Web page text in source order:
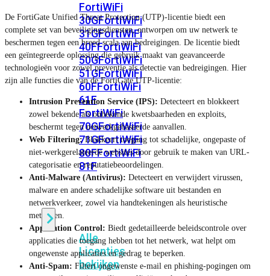
FortiWiFi
30GFortiWiFi
31GFortiWiFi
40FFortiWiFi
50GFortiWiFi
51GFortiWiFi
60FFortiWiFi
61F
FortiWiFi
70GFortiWiFi
71GFortiWiFi
80FFortiWiFi
81F
Licentie
Alle
Licenties
bekijken
De FortiGate Unified Threat Protection (UTP)-licentie biedt een
complete set van beveiligingsdiensten, ontworpen om uw netwerk te
beschermen tegen een breed scala aan bedreigingen. De licentie biedt
een geïntegreerde oplossing die gebruik maakt van geavanceerde
technologieën voor zowel preventie als detectie van bedreigingen. Hier
zijn alle functies die van de FortiGate UTP-licentie:
Intrusion Prevention Service (IPS): Detecteert en blokkeert
zowel bekende als onbekende kwetsbaarheden en exploits,
beschermt tegen netwerkgebaseerde aanvallen.
Web Filtering:Blokkeert toegang tot schadelijke, ongepaste of
niet-werkgerelateerde websites door gebruik te maken van URL-
categorisatie en reputatiebeoordelingen.
Anti-Malware (Antivirus): Detecteert en verwijdert virussen,
malware en andere schadelijke software uit bestanden en
netwerkverkeer, zowel via handtekeningen als heuristische
methoden.
Application Control: Biedt gedetailleerde beleidscontrole over
applicaties die toegang hebben tot het netwerk, wat helpt om
ongewenste applicaties en gedrag te beperken.
Anti-Spam: Filtert ongewenste e-mail en phishing-pogingen om